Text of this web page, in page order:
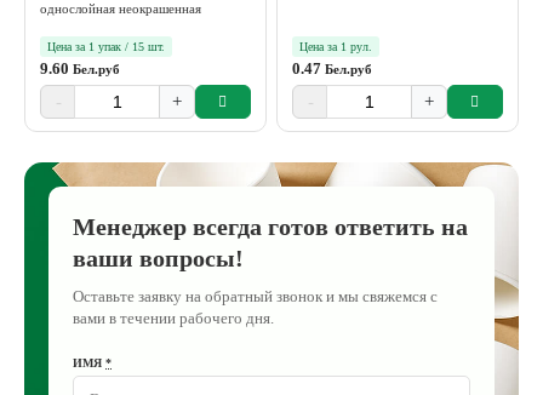
однослойная неокрашенная
Цена за 1 упак / 15 шт.
9.60 Бел.руб
- +
Цена за 1 рул.
0.47 Бел.руб
- +
Менеджер всегда готов ответить на
ваши вопросы!
Оставьте заявку на обратный звонок и мы свяжемся с
вами в течении рабочего дня.
ИМЯ *